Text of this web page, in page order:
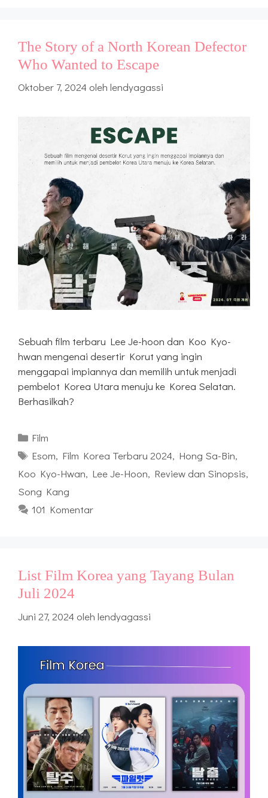
The Story of a North Korean Defector
Who Wanted to Escape
Oktober 7, 2024 oleh lendyagassi
Sebuah film terbaru Lee Je-hoon dan Koo Kyo-
hwan mengenai desertir Korut yang ingin
menggapai impiannya dan memilih untuk menjadi
pembelot Korea Utara menuju ke Korea Selatan.
Berhasilkah?
Kategori
Film
Tag
Esom, Film Korea Terbaru 2024, Hong Sa-Bin,
Koo Kyo-Hwan, Lee Je-Hoon, Review dan Sinopsis,
Song Kang
101 Komentar
List Film Korea yang Tayang Bulan
Juli 2024
Juni 27, 2024 oleh lendyagassi